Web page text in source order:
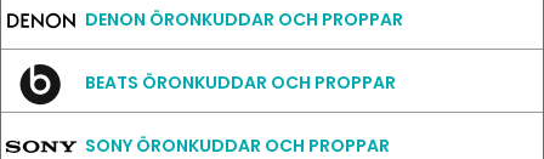
DENON ÖRONKUDDAR OCH PROPPAR
BEATS ÖRONKUDDAR OCH PROPPAR
SONY ÖRONKUDDAR OCH PROPPAR